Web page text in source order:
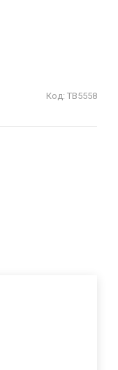
Код: ТВ5558